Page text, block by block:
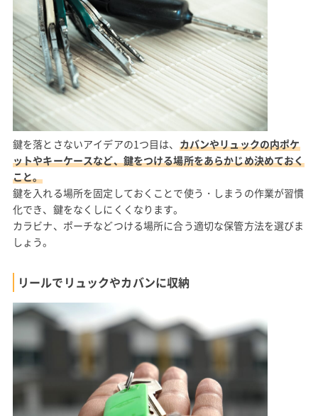
鍵を落とさないアイデアの1つ目は、 カバンやリュックの内ポケ
ットやキーケースなど、鍵をつける場所をあらかじめ決めておく
こと。
鍵を入れる場所を固定しておくことで使う・しまうの作業が習慣
化でき、鍵をなくしにくくなります。
カラビナ、ポーチなどつける場所に合う適切な保管方法を選びま
しょう。
リールでリュックやカバンに収納